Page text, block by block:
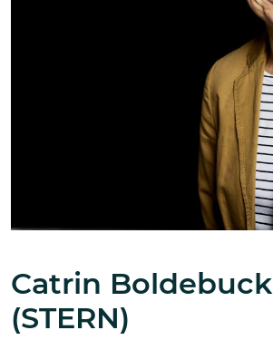
Catrin Boldebuck
(STERN)